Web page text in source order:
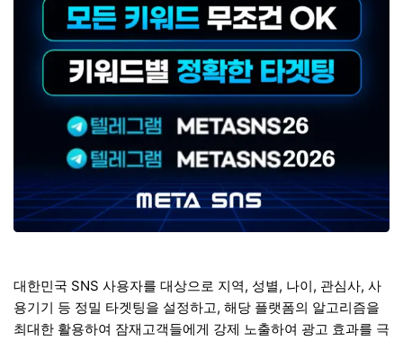
대한민국 SNS 사용자를 대상으로 지역, 성별, 나이, 관심사, 사
용기기 등 정밀 타겟팅을 설정하고, 해당 플랫폼의 알고리즘을
최대한 활용하여 잠재고객들에게 강제 노출하여 광고 효과를 극